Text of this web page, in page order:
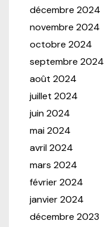
décembre 2024
novembre 2024
octobre 2024
septembre 2024
août 2024
juillet 2024
juin 2024
mai 2024
avril 2024
mars 2024
février 2024
janvier 2024
décembre 2023